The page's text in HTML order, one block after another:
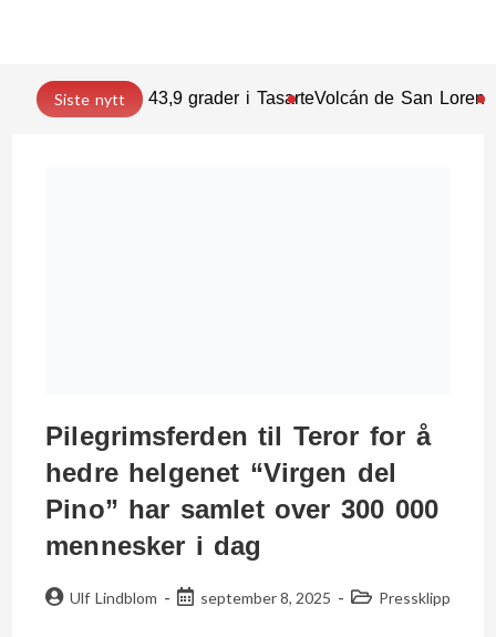
Siste nytt 43,9 grader i TasarteVolcán de San
Pilegrimsferden til Teror for å
hedre helgenet “Virgen del
Pino” har samlet over 300 000
mennesker i dag
Ulf Lindblom september 8, 2025 Pressklipp